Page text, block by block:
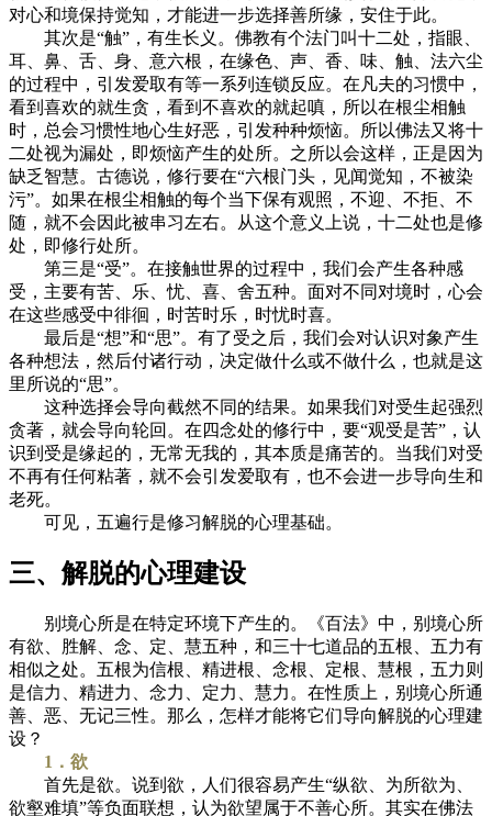
对心和境保持觉知，才能进一步选择善所缘，安住于此。
其次是“触”，有生长义。佛教有个法门叫十二处，指眼、
耳、鼻、舌、身、意六根，在缘色、声、香、味、触、法六尘
的过程中，引发爱取有等一系列连锁反应。在凡夫的习惯中，
看到喜欢的就生贪，看到不喜欢的就起嗔，所以在根尘相触
时，总会习惯性地心生好恶，引发种种烦恼。所以佛法又将十
二处视为漏处，即烦恼产生的处所。之所以会这样，正是因为
缺乏智慧。古德说，修行要在“六根门头，见闻觉知，不被染
污”。如果在根尘相触的每个当下保有观照，不迎、不拒、不
随，就不会因此被串习左右。从这个意义上说，十二处也是修
处，即修行处所。
第三是“受”。在接触世界的过程中，我们会产生各种感
受，主要有苦、乐、忧、喜、舍五种。面对不同对境时，心会
在这些感受中徘徊，时苦时乐，时忧时喜。
最后是“想”和“思”。有了受之后，我们会对认识对象产生
各种想法，然后付诸行动，决定做什么或不做什么，也就是这
里所说的“思”。
这种选择会导向截然不同的结果。如果我们对受生起强烈
贪著，就会导向轮回。在四念处的修行中，要“观受是苦”，认
识到受是缘起的，无常无我的，其本质是痛苦的。当我们对受
不再有任何粘著，就不会引发爱取有，也不会进一步导向生和
老死。
可见，五遍行是修习解脱的心理基础。
三、解脱的心理建设
别境心所是在特定环境下产生的。《百法》中，别境心所
有欲、胜解、念、定、慧五种，和三十七道品的五根、五力有
相似之处。五根为信根、精进根、念根、定根、慧根，五力则
是信力、精进力、念力、定力、慧力。在性质上，别境心所通
善、恶、无记三性。那么，怎样才能将它们导向解脱的心理建
设？
1．欲
首先是欲。说到欲，人们很容易产生“纵欲、为所欲为、
欲壑难填”等负面联想，认为欲望属于不善心所。其实在佛法